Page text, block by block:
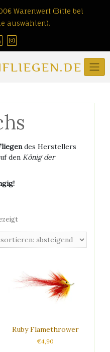
Warenwert (Bitte bei
auswählen).
des Herstellers
den König der
Nach
sortiert:
absteigend
Ruby Flamethrower
€4,90